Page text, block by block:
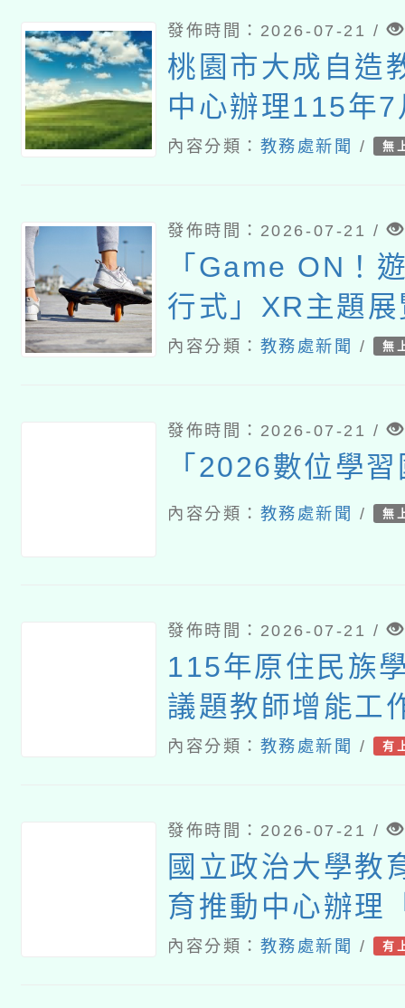
發佈時間：2026-07-21 /
桃園市大成自造
中心辦理115年
習
內容分類： 教務處新聞 / 無
發佈時間：2026-07-21 /
「Game ON！
行式」XR主題
內容分類： 教務處新聞 / 無
發佈時間：2026-07-21 /
「2026數位學
內容分類： 教務處新聞 / 無
發佈時間：2026-07-21 /
115年原住民族
議題教師增能工
內容分類： 教務處新聞 / 有
發佈時間：2026-07-21 /
國立政治大學教
育推動中心辦理
育裡，看見個人
內容分類： 教務處新聞 / 有